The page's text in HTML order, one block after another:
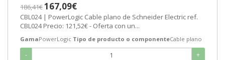
186,41€167,09€
CBL024 | PowerLogic Cable plano de Schneider Electric ref.
CBL024 Precio: 121,52€ - Oferta con un...
GamaPowerLogic Tipo de producto o componenteCable plano
- +